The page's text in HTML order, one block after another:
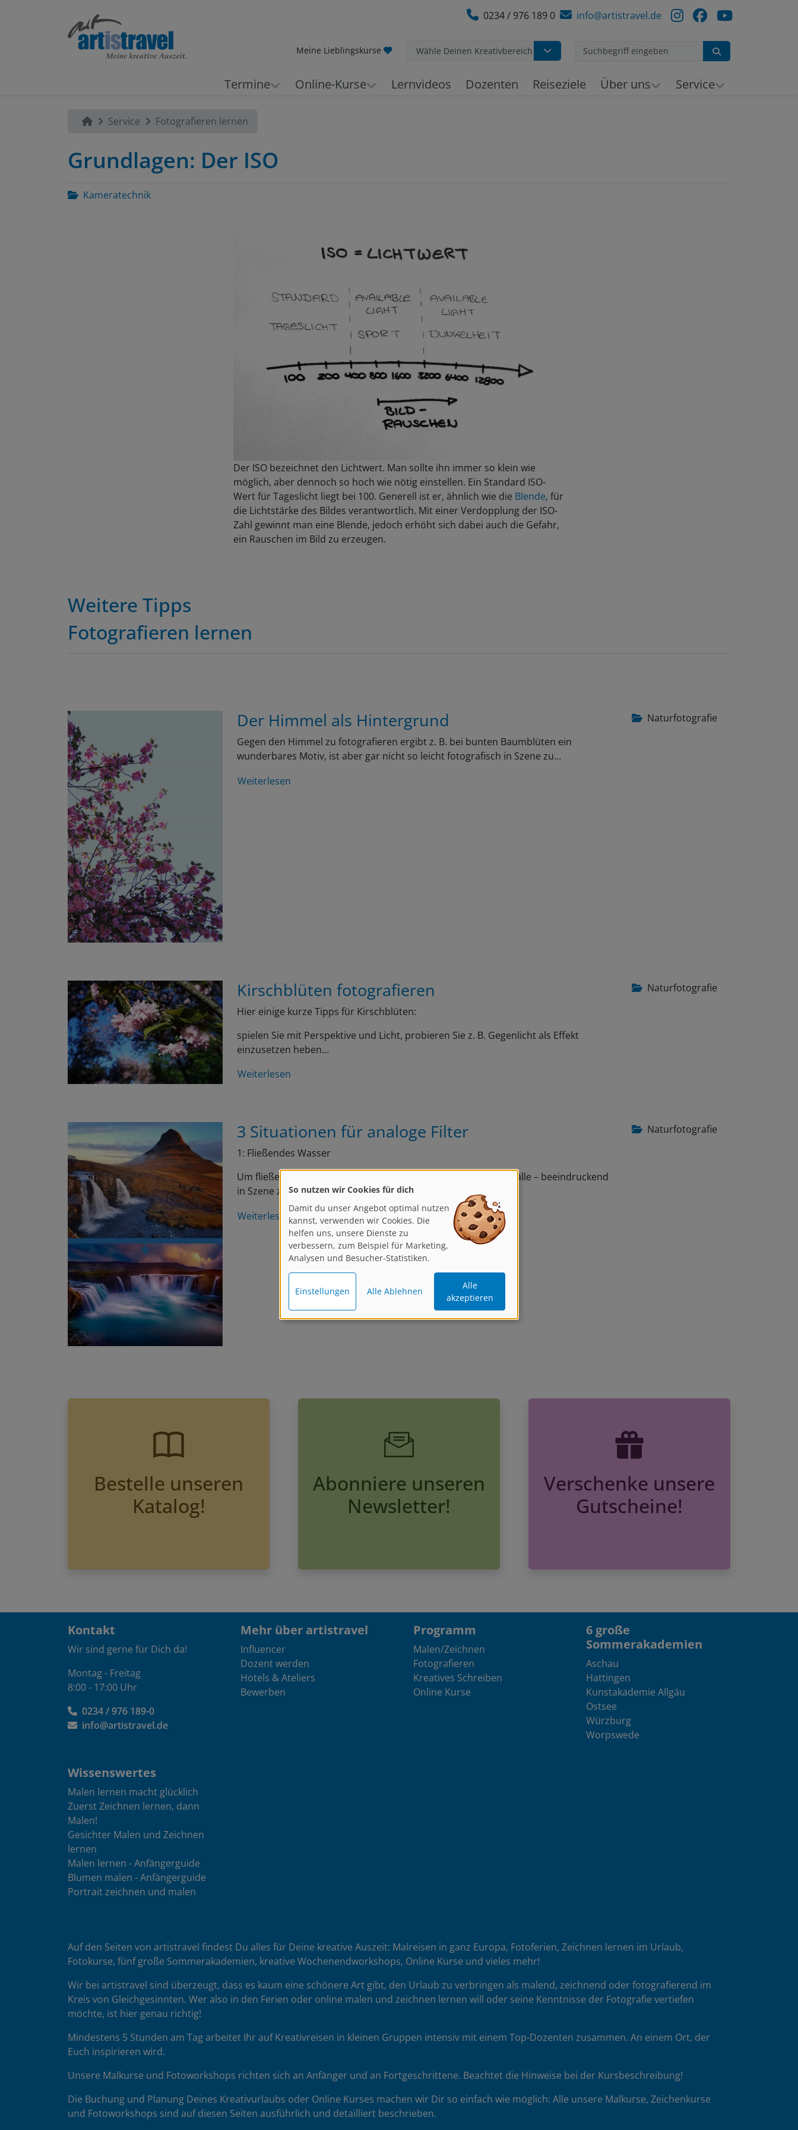
0234 / 976 189 0 info@artistravel.de
Meine Lieblingskurse Wähle Deinen Kreativbereich
Termine Online-Kurse Lernvideos Dozenten Reiseziele Über uns Service
Service Fotografieren lernen
Grundlagen: Der ISO
Kameratechnik
Der ISO bezeichnet den Lichtwert. Man sollte ihn immer so klein wie
möglich, aber dennoch so hoch wie nötig einstellen. Ein Standard ISO-
Wert für Tageslicht liegt bei 100. Generell ist er, ähnlich wie die Blende, für
die Lichtstärke des Bildes verantwortlich. Mit einer Verdopplung der ISO-
Zahl gewinnt man eine Blende, jedoch erhöht sich dabei auch die Gefahr,
ein Rauschen im Bild zu erzeugen.
Weitere Tipps
Fotografieren lernen
Naturfotografie
Der Himmel als Hintergrund
Gegen den Himmel zu fotografieren ergibt z. B. bei bunten Baumblüten ein
wunderbares Motiv, ist aber gar nicht so leicht fotografisch in Szene zu…
Weiterlesen
Naturfotografie
Kirschblüten fotografieren
Hier einige kurze Tipps für Kirschblüten:
spielen Sie mit Perspektive und Licht, probieren Sie z. B. Gegenlicht als Effekt
einzusetzen heben…
Weiterlesen
Naturfotografie
3 Situationen für analoge Filter
1: Fließendes Wasser
Um fließendes Wasser – also zum Beispiel Bäche oder Wasserfälle – beeindruckend
in Szene zu setzen, benötigt man einen…
Weiterlesen
Bestelle unseren
Katalog!
Abonniere unseren
Newsletter!
Verschenke unsere
Gutscheine!
Kontakt
Wir sind gerne für Dich da!
Montag - Freitag
8:00 - 17:00 Uhr
0234 / 976 189-0
info@artistravel.de
Wissenswertes
Malen lernen macht glücklich
Zuerst Zeichnen lernen, dann
Malen!
Gesichter Malen und Zeichnen
lernen
Malen lernen - Anfängerguide
Blumen malen - Anfängerguide
Portrait zeichnen und malen
Mehr über artistravel
Influencer
Dozent werden
Hotels & Ateliers
Bewerben
Programm
Malen/Zeichnen
Fotografieren
Kreatives Schreiben
Online Kurse
6 große
Sommerakademien
Aschau
Hattingen
Kunstakademie Allgäu
Ostsee
Würzburg
Worpswede
Auf den Seiten von artistravel findest Du alles für Deine kreative Auszeit: Malreisen in ganz Europa, Fotoferien, Zeichnen lernen im Urlaub,
Fotokurse, fünf große Sommerakademien, kreative Wochenendworkshops, Online Kurse und vieles mehr!
Wir bei artistravel sind überzeugt, dass es kaum eine schönere Art gibt, den Urlaub zu verbringen als malend, zeichnend oder fotografierend im
Kreis von Gleichgesinnten. Wer also in den Ferien oder online malen und zeichnen lernen will oder seine Kenntnisse der Fotografie vertiefen
möchte, ist hier genau richtig!
Mindestens 5 Stunden am Tag arbeitet Ihr auf Kreativreisen in kleinen Gruppen intensiv mit einem Top-Dozenten zusammen. An einem Ort, der
Euch inspirieren wird.
Unsere Malkurse und Fotoworkshops richten sich an Anfänger und an Fortgeschrittene. Beachtet die Hinweise bei der Kursbeschreibung!
Die Buchung und Planung Deines Kreativurlaubs oder Online Kurses machen wir Dir so einfach wie möglich: Alle unsere Malkurse, Zeichenkurse
und Fotoworkshops sind auf diesen Seiten ausführlich und detailliert beschrieben.
So nutzen wir Cookies für dich
Damit du unser Angebot optimal nutzen
kannst, verwenden wir Cookies. Die
helfen uns, unsere Dienste zu
verbessern, zum Beispiel für Marketing,
Analysen und Besucher-Statistiken.
Einstellungen Alle Ablehnen
Alle
akzeptieren